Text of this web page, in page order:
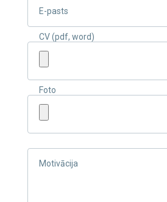
E-pasts
CV (pdf, word)
Foto
Motivācija